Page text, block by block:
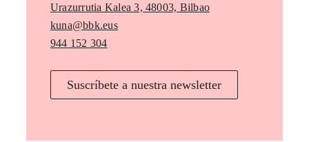
Urazurrutia Kalea 3, 48003, Bilbao
kuna@bbk.eus
944 152 304
Suscríbete a nuestra newsletter